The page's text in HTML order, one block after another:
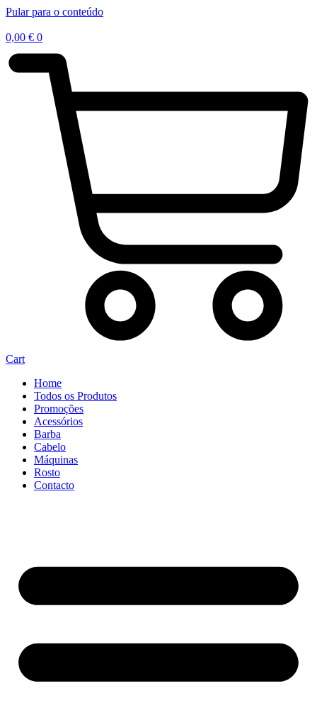
Pular para o conteúdo
0,00 € 0
Cart
Home
Todos os Produtos
Promoções
Acessórios
Barba
Cabelo
Máquinas
Rosto
Contacto